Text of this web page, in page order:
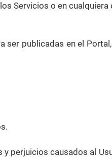
Servicios o en
publicadas en el
perjuicios causados al